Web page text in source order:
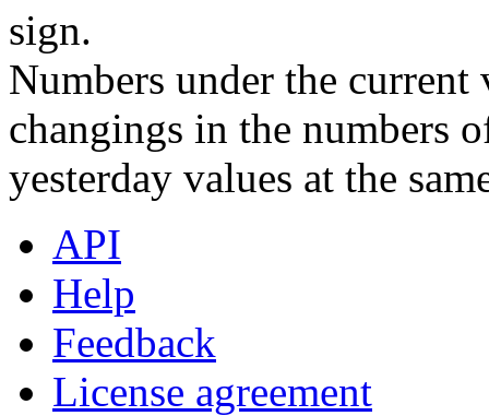
sign.
Numbers under the
changings in the numbers
yesterday values at the
API
Help
Feedback
License agreement